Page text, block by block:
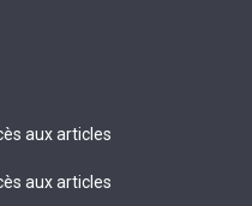
aux articles
aux articles